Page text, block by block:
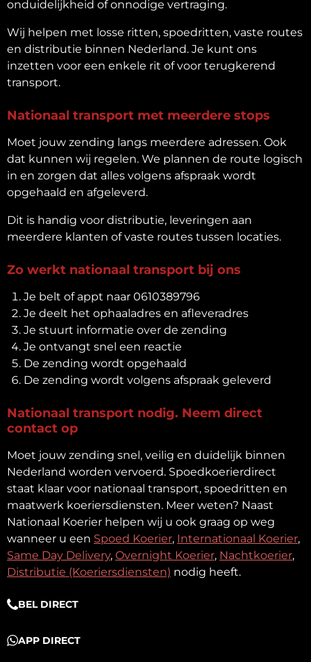
onduidelijkheid of onnodige vertraging.
Wij helpen met losse ritten, spoedritten, vaste routes
en distributie binnen Nederland. Je kunt ons
inzetten voor een enkele rit of voor terugkerend
transport.
Nationaal transport met meerdere stops
Moet jouw zending langs meerdere adressen. Ook
dat kunnen wij regelen. We plannen de route logisch
in en zorgen dat alles volgens afspraak wordt
opgehaald en afgeleverd.
Dit is handig voor distributie, leveringen aan
meerdere klanten of vaste routes tussen locaties.
Zo werkt nationaal transport bij ons
Je belt of appt naar 0610389796
Je deelt het ophaaladres en afleveradres
Je stuurt informatie over de zending
Je ontvangt snel een reactie
De zending wordt opgehaald
De zending wordt volgens afspraak geleverd
Nationaal transport nodig. Neem direct
contact op
Moet jouw zending snel, veilig en duidelijk binnen
Nederland worden vervoerd. Spoedkoerierdirect
staat klaar voor nationaal transport, spoedritten en
maatwerk koeriersdiensten. Meer weten? Naast
Nationaal Koerier helpen wij u ook graag op weg
wanneer u een Spoed Koerier, Internationaal Koerier,
Same Day Delivery, Overnight Koerier, Nachtkoerier,
Distributie (Koeriersdiensten) nodig heeft.
BEL DIRECT
APP DIRECT